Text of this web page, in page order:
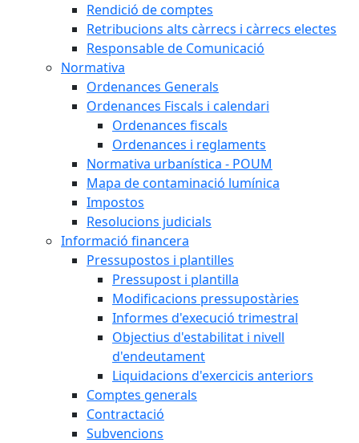
Rendició de comptes
Retribucions alts càrrecs i càrrecs electes
Responsable de Comunicació
Normativa
Ordenances Generals
Ordenances Fiscals i calendari
Ordenances fiscals
Ordenances i reglaments
Normativa urbanística - POUM
Mapa de contaminació lumínica
Impostos
Resolucions judicials
Informació financera
Pressupostos i plantilles
Pressupost i plantilla
Modificacions pressupostàries
Informes d'execució trimestral
Objectius d'estabilitat i nivell
d'endeutament
Liquidacions d'exercicis anteriors
Comptes generals
Contractació
Subvencions